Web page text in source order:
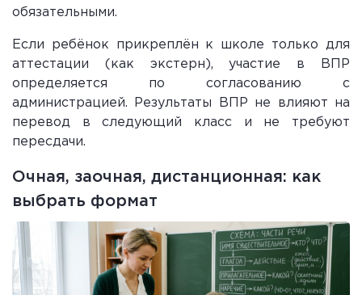
обязательными.
Если ребёнок прикреплён к школе только для
аттестации (как экстерн), участие в ВПР
определяется по согласованию с
администрацией. Результаты ВПР не влияют на
перевод в следующий класс и не требуют
пересдачи.
Очная, заочная, дистанционная: как
выбрать формат